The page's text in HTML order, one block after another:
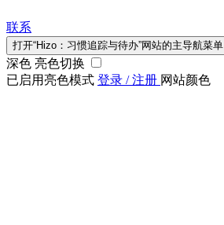
联系
打开“Hizo：习惯追踪与待办”网站的主导航菜单
深色 亮色切换
已启用亮色模式 登录 / 注册 网站颜色